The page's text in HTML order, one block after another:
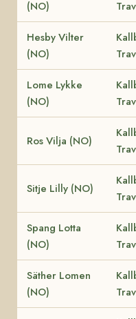
(NO)
Hesby Vilter
(NO)
Lome Lykke
(NO)
Ros Vilja (NO)
Sitje Lilly (NO)
Spang Lotta
(NO)
Säther Lomen
(NO)